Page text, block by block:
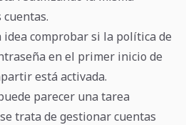
comprobar si la política de
en el primer inicio de
está activada.
parecer una tarea
trata de gestionar cuentas